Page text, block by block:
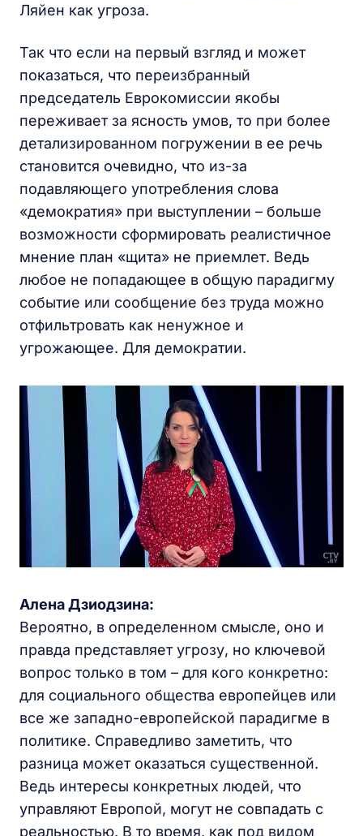
Ляйен как угроза.
Так что если на первый взгляд и может
показаться, что переизбранный
председатель Еврокомиссии якобы
переживает за ясность умов, то при более
детализированном погружении в ее речь
становится очевидно, что из-за
подавляющего употребления слова
«демократия» при выступлении – больше
возможности сформировать реалистичное
мнение план «щита» не приемлет. Ведь
любое не попадающее в общую парадигму
событие или сообщение без труда можно
отфильтровать как ненужное и
угрожающее. Для демократии.
Алена Дзиодзина:
Вероятно, в определенном смысле, оно и
правда представляет угрозу, но ключевой
вопрос только в том – для кого конкретно:
для социального общества европейцев или
все же западно-европейской парадигме в
политике. Справедливо заметить, что
разница может оказаться существенной.
Ведь интересы конкретных людей, что
управляют Европой, могут не совпадать с
реальностью. В то время, как под видом